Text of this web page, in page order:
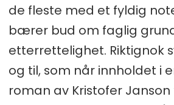
de fleste med et fyldig
bærer bud om faglig
etterrettelighet. Riktignok
og til, som når innholdet i
roman av Kristofer